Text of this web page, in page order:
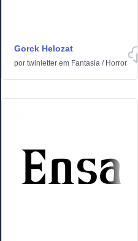
Gorck Helozat
por twinletter em Fantasia / Horror